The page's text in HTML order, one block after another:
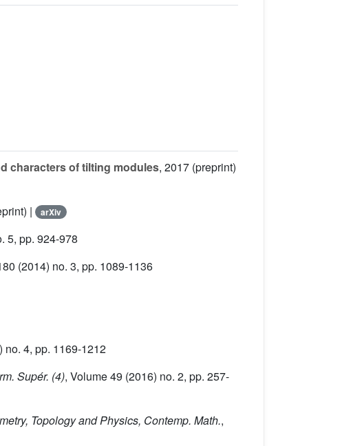
characters of tilting modules, 2017 (preprint)
| arXiv
5, pp. 924-978
(2014) no. 3, pp. 1089-1136
no. 4, pp. 1169-1212
Supér. (4), Volume 49 (2016) no. 2, pp. 257-
Topology and Physics, Contemp. Math.,